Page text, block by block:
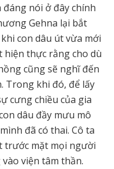
đáng nói ở đây chính
Gehna lại bắt
con dâu út vừa mới
hiện thực rằng cho dù
cũng sẽ nghĩ đến
Trong khi đó, để lấy
cưng chiều của gia
dâu đầy mưu mô
đã có thai. Cô ta
trước mặt mọi người
viện tâm thần.